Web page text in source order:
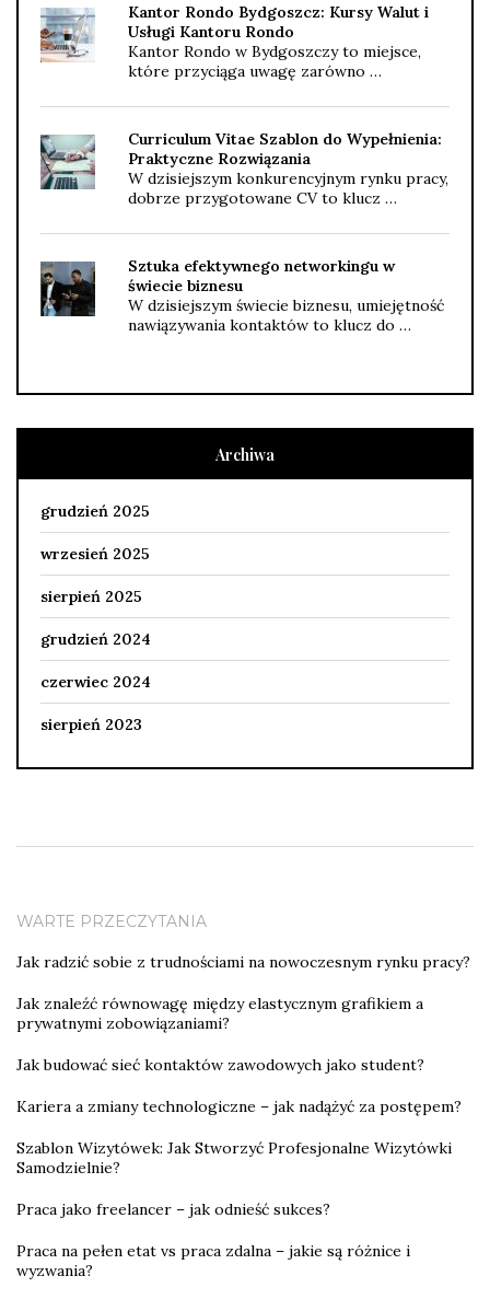
Kantor Rondo Bydgoszcz: Kursy Walut i
Usługi Kantoru Rondo
Kantor Rondo w Bydgoszczy to miejsce,
które przyciąga uwagę zarówno …
Curriculum Vitae Szablon do Wypełnienia:
Praktyczne Rozwiązania
W dzisiejszym konkurencyjnym rynku pracy,
dobrze przygotowane CV to klucz …
Sztuka efektywnego networkingu w
świecie biznesu
W dzisiejszym świecie biznesu, umiejętność
nawiązywania kontaktów to klucz do …
Archiwa
grudzień 2025
wrzesień 2025
sierpień 2025
grudzień 2024
czerwiec 2024
sierpień 2023
WARTE PRZECZYTANIA
Jak radzić sobie z trudnościami na nowoczesnym rynku pracy?
Jak znaleźć równowagę między elastycznym grafikiem a
prywatnymi zobowiązaniami?
Jak budować sieć kontaktów zawodowych jako student?
Kariera a zmiany technologiczne – jak nadążyć za postępem?
Szablon Wizytówek: Jak Stworzyć Profesjonalne Wizytówki
Samodzielnie?
Praca jako freelancer – jak odnieść sukces?
Praca na pełen etat vs praca zdalna – jakie są różnice i
wyzwania?